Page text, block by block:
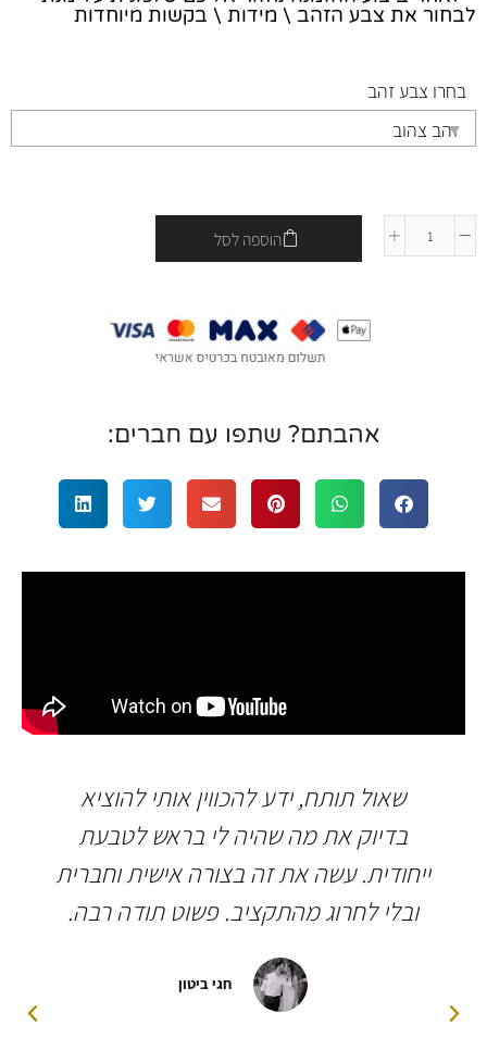
לבחור את צבע הזהב \ מידות \ בקשות מיוחדות
בחרו צבע זהב
הוספה לסל
אהבתם? שתפו עם חברים:
שאול תותח, ידע להכווין אותי להוציא
בדיוק את מה שהיה לי בראש לטבעת
ייחודית. עשה את זה בצורה אישית וחברית
ובלי לחרוג מהתקציב. פשוט תודה רבה.
חגי ביטון